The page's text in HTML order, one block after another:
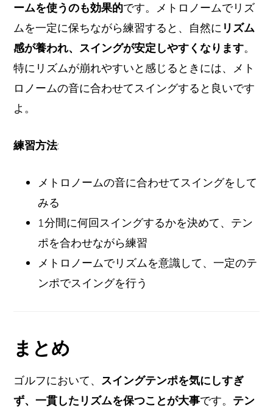
ームを使うのも効果的です。メトロノームでリズ
ムを一定に保ちながら練習すると、自然に リズム
感が養われ、スイングが安定しやすくなります。
特にリズムが崩れやすいと感じるときには、メト
ロノームの音に合わせてスイングすると良いです
よ。
練習方法:
メトロノームの音に合わせてスイングをして
みる
1分間に何回スイングするかを決めて、テン
ポを合わせながら練習
メトロノームでリズムを意識して、一定のテ
ンポでスイングを行う
まとめ
ゴルフにおいて、 スイングテンポを気にしすぎ
ず、一貫したリズムを保つことが大事です。 テン